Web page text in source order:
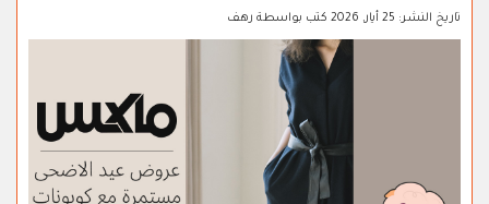
تاريخ النشر: 25 أيار, 2026 كتب بواسطة رهف